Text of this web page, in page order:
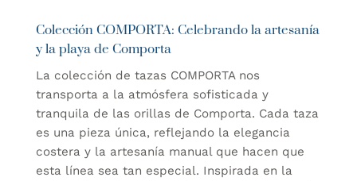
Colección COMPORTA: Celebrando la artesanía
y la playa de Comporta
La colección de tazas COMPORTA nos
transporta a la atmósfera sofisticada y
tranquila de las orillas de Comporta. Cada taza
es una pieza única, reflejando la elegancia
costera y la artesanía manual que hacen que
esta línea sea tan especial. Inspirada en la